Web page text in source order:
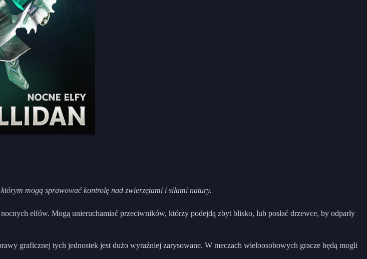
mogą sprawować kontrolę nad zwierzętami i siłami natury.
elfów. Mogą unieruchamiać przeciwników, którzy podejdą zbyt blisko, lub posłać drzewce, by odparły
graficznej tych jednostek jest dużo wyraźniej zarysowane. W meczach wieloosobowych gracze będą mogli